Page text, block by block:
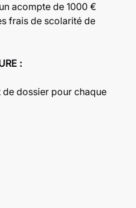
acompte de 1000 €
frais de scolarité de
:
dossier pour chaque